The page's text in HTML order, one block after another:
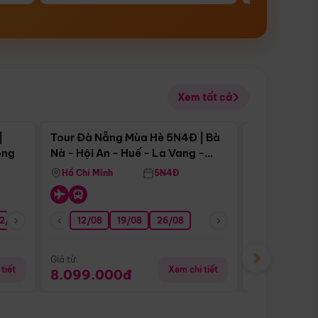
Xem tất cả
08 26/08 05/09 09/09 12/09
tiết
Điểm nổi bật
Tour Đà Nẵng Mùa Hè 5N4Đ | Bà
Nà - Hội An - Huế - La Vang -
Động Thiên Đường
Hồ Chí Minh 5N4Đ
12/08 19/08 26/08
Giá từ:
8.099.000đ Xem chi tiết
Giá từ:
›